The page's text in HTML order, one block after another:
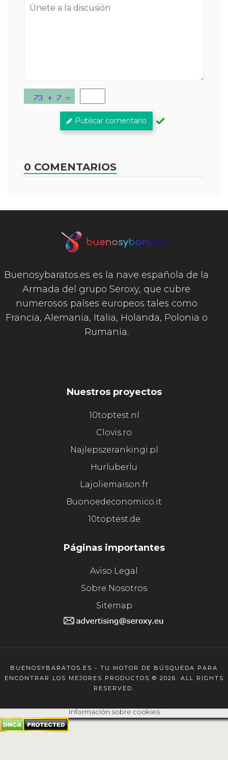
Publicar comentario
0 COMENTARIOS
Buenosybaratos.es es la nave española de la
Armada del grupo Seroxy, que cubre
numerosos países europeos tales como
Francia, Alemania, Italia, Holanda, Polonia o
Rumania.
Nuestros proyectos
10toptest.nl
Clovis.ro
Najlepszerankingi.pl
Hurluberlu
Lajoliemaison.fr
Buonoedeconomico.it
10toptest.de
Páginas importantes
Aviso Legal
Sobre Nosotros
Sitemap
BUENOSYBARATOS.ES - TU MOTOR DE BÚSQUEDA PARA
ENCONTRAR LOS MEJORES PRODUCTOS © 2026. ALL RIGHTS
RESERVED.
Información sobre cookies